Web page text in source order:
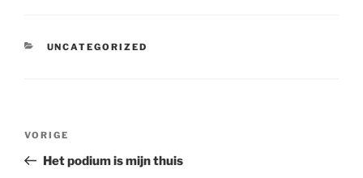
CATEGORIEËN
UNCATEGORIZED
Vorig
bericht
VORIGE
Het podium is mijn thuis